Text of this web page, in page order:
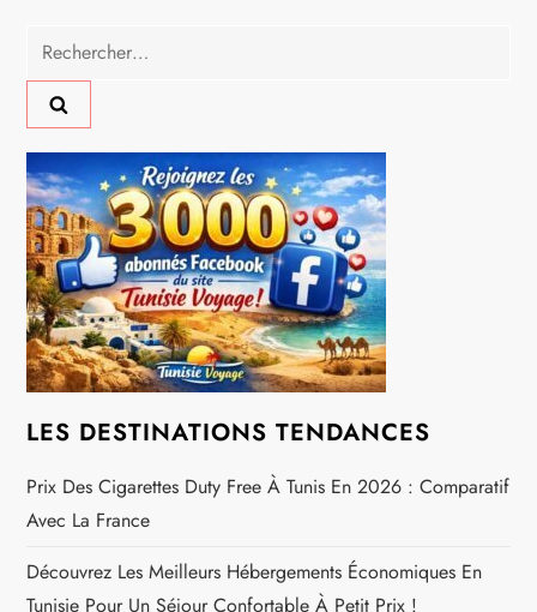
g
a
t
i
o
n
d
e
l
’
a
Rechercher :
LES DESTINATIONS TENDANCES
Prix Des Cigarettes Duty Free À Tunis En 2026 : Comparatif
Avec La France
Découvrez Les Meilleurs Hébergements Économiques En
Tunisie Pour Un Séjour Confortable À Petit Prix !